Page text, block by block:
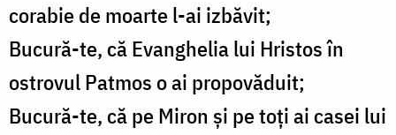
corabie de moarte l-ai izbăvit;
Bucură-te, că Evanghelia lui Hristos în
ostrovul Patmos o ai propovăduit;
Bucură-te, că pe Miron şi pe toţi ai casei lui